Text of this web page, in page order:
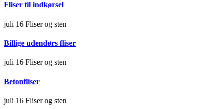
Fliser til indkørsel
juli 16 Fliser og sten
Billige udendørs fliser
juli 16 Fliser og sten
Betonfliser
juli 16 Fliser og sten